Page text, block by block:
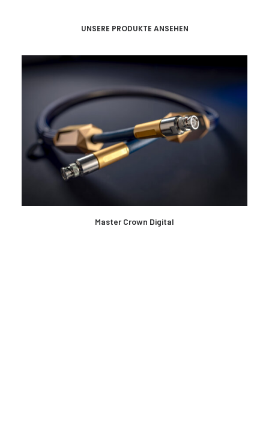
UNSERE PRODUKTE ANSEHEN
MEHR LESEN
Master Crown Digital